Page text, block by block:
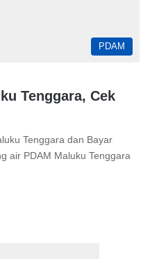
PDAM
Tenggara, Cek
Tenggara dan Bayar
air PDAM Maluku Tenggara